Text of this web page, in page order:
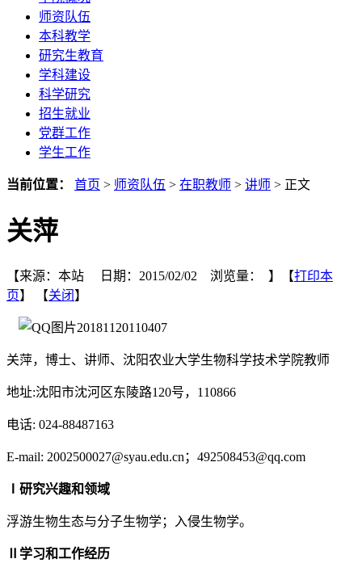
师资队伍
本科教学
研究生教育
学科建设
科学研究
招生就业
党群工作
学生工作
当前位置： 首页 > 师资队伍 > 在职教师 > 讲师 > 正文
关萍
【来源：本站 日期：2015/02/02 浏览量： 】【打印本
页】 【关闭 】
关萍，博士、讲师、沈阳农业大学生物科学技术学院教师
地址:沈阳市沈河区东陵路120号，110866
电话: 024-88487163
E-mail: 2002500027@syau.edu.cn；492508453@qq.com
研究兴趣和领域
浮游生物生态与分子生物学；入侵生物学。
学习和工作经历